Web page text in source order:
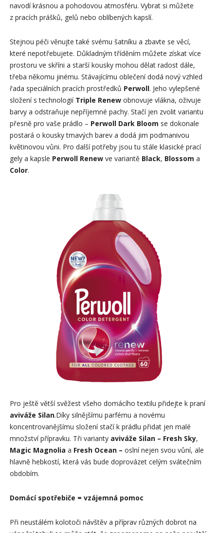
navodí krásnou a pohodovou atmosféru. Vybrat si můžete
z pracích prášků, gelů nebo oblíbených kapslí.
Stejnou péči věnujte také svému šatníku a zbavte se věcí,
které nepotřebujete. Důkladným tříděním můžete získat více
prostoru ve skříni a starší kousky mohou dělat radost dále,
třeba někomu jinému. Stávajícímu oblečení dodá nový vzhled
řada speciálních pracích prostředků Perwoll. Jeho vylepšené
složení s technologií Triple Renew obnovuje vlákna, oživuje
barvy a odstraňuje nepříjemné pachy. Stačí jen zvolit variantu
přesně pro vaše prádlo – Perwoll Dark Bloom se dokonale
postará o kousky tmavých barev a dodá jim podmanivou
květinovou vůni. Pro další potřeby jsou tu stále klasické prací
gely a kapsle Perwoll Renew ve variantě Black, Blossom a
Color.
Pro ještě větší svěžest všeho domácího textilu přidejte k praní
aviváže Silan.Díky silnějšímu parfému a novému
koncentrovanějšímu složení stačí k prádlu přidat jen malé
množství přípravku. Tři varianty aviváže Silan – Fresh Sky,
Magic Magnolia a Fresh Ocean – oslní nejen svou vůní, ale
hlavně hebkostí, která vás bude doprovázet celým svátečním
obdobím.
Domácí spotřebiče = vzájemná pomoc
Při neustálém kolotoči návštěv a příprav různých dobrot na